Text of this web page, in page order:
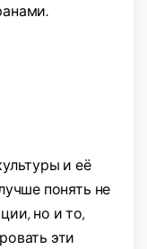
и её
понять не
но и то,
эти